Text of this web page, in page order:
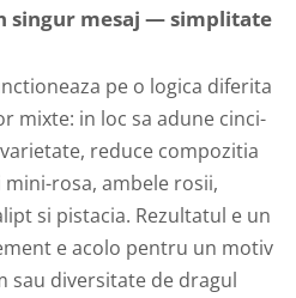
singur mesaj — simplitate
pe o logica diferita
mixte: in loc sa adune cinci-
reduce compozitia
rosa, ambele rosii,
si pistacia. Rezultatul e un
e acolo pentru un motiv
sau diversitate de dragul